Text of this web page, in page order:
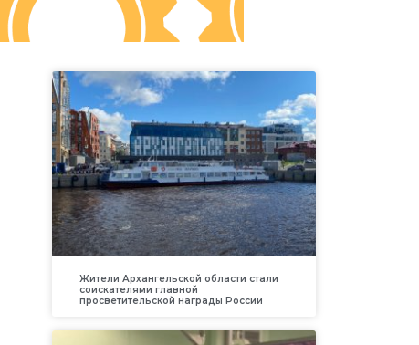
Жители Архангельской области стали
соискателями главной
просветительской награды России